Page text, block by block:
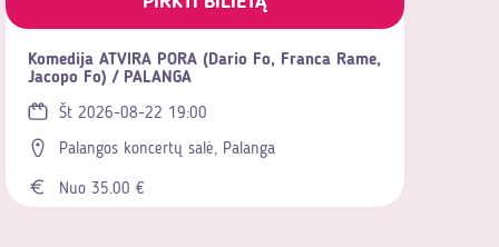
Komedija ATVIRA PORA (Dario Fo, Franca Rame,
Jacopo Fo) / PALANGA
Št 2026-08-22 19:00
Palangos koncertų salė, Palanga
Nuo 35.00 €